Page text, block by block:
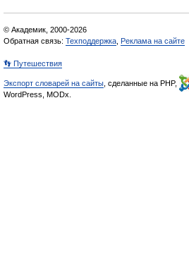
© Академик, 2000-2026
Обратная связь: Техподдержка Реклама на сайте
👣 Путешествия
Экспорт словарей на сайты , сделанные на PHP,
WordPress, MODx.